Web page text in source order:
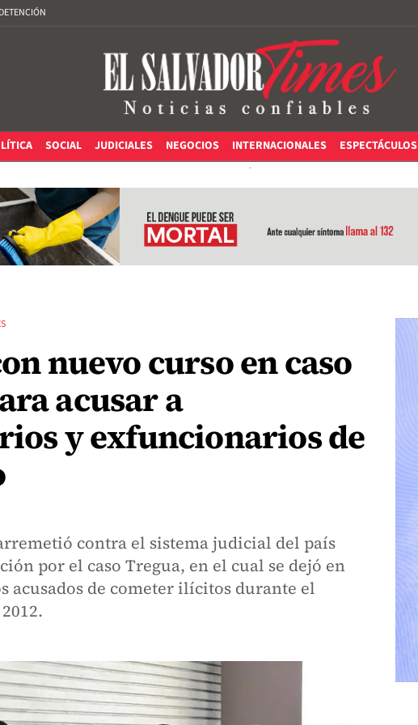
DETENCIÓN
SOCIAL JUDICIALES NEGOCIOS INTERNACIONALES ESPECTÁCULOS
nuevo curso en caso
acusar a
y exfuncionarios de
contra el sistema judicial del país
por el caso Tregua, en el cual se dejó en
acusados de cometer ilícitos durante el